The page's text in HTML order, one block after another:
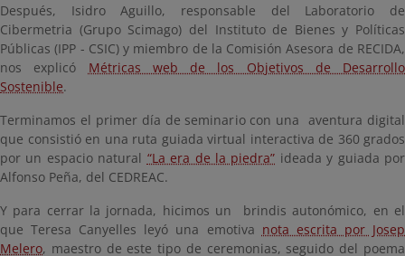
Después, Isidro Aguillo, responsable del Laboratorio de
Cibermetria (Grupo Scimago) del Instituto de Bienes y Políticas
Públicas (IPP - CSIC) y miembro de la Comisión Asesora de RECIDA,
nos explicó Métricas web de los Objetivos de Desarrollo
Sostenible.
Terminamos el primer día de seminario con una aventura digital
que consistió en una ruta guiada virtual interactiva de 360 grados
por un espacio natural “La era de la piedra” ideada y guiada por
Alfonso Peña, del CEDREAC.
Y para cerrar la jornada, hicimos un brindis autonómico, en el
que Teresa Canyelles leyó una emotiva nota escrita por Josep
Melero, maestro de este tipo de ceremonias, seguido del poema